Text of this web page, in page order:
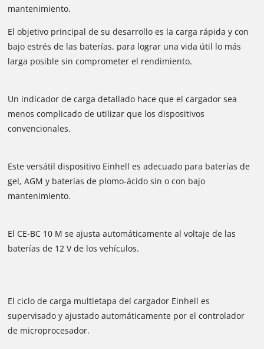
mantenimiento.
El objetivo principal de su desarrollo es la carga rápida y con
bajo estrés de las baterías, para lograr una vida útil lo más
larga posible sin comprometer el rendimiento.
Un indicador de carga detallado hace que el cargador sea
menos complicado de utilizar que los dispositivos
convencionales.
Este versátil dispositivo Einhell es adecuado para baterías de
gel, AGM y baterías de plomo-ácido sin o con bajo
mantenimiento.
El CE-BC 10 M se ajusta automáticamente al voltaje de las
baterías de 12 V de los vehículos.
El ciclo de carga multietapa del cargador Einhell es
supervisado y ajustado automáticamente por el controlador
de microprocesador.